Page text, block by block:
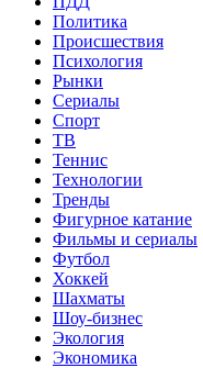
Политика
Происшествия
Психология
Рынки
Сериалы
Спорт
ТВ
Теннис
Технологии
Тренды
Фигурное катание
Фильмы и сериалы
Футбол
Хоккей
Шахматы
Шоу-бизнес
Экология
Экономика